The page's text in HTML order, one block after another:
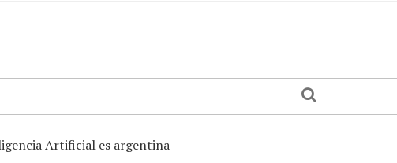
Artificial es argentina